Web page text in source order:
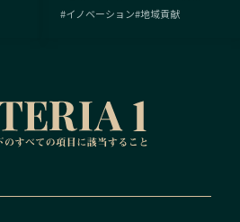
#イノベーション#地域貢献